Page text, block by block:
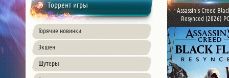
Торрент игры
Горячие новинки
Экшен
Шутеры
Assassin's Creed
Resynced (2026)